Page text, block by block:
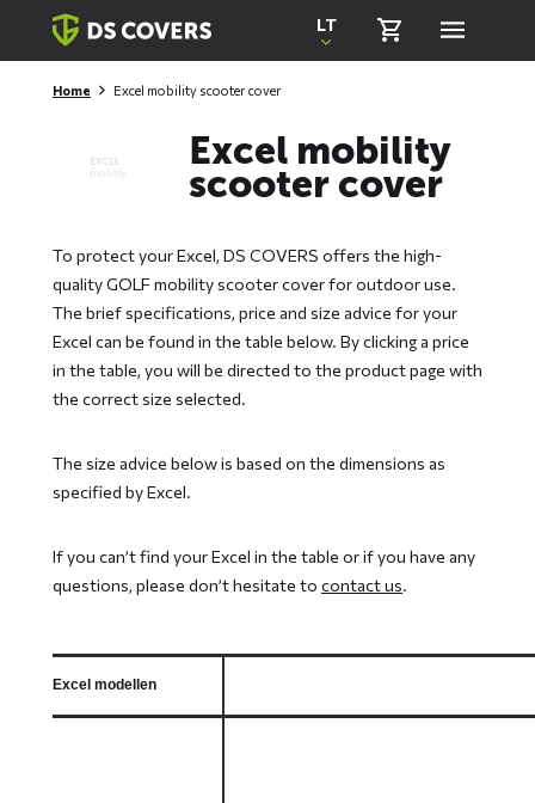
Skiplinks
LT
Home Excel mobility scooter cover
Excel mobility
scooter cover
To protect your Excel, DS COVERS offers the high-
quality GOLF mobility scooter cover for outdoor use.
The brief specifications, price and size advice for your
Excel can be found in the table below. By clicking a price
in the table, you will be directed to the product page with
the correct size selected.
The size advice below is based on the dimensions as
specified by Excel.
If you can’t find your Excel in the table or if you have any
questions, please don’t hesitate to contact us.
Excel modellen